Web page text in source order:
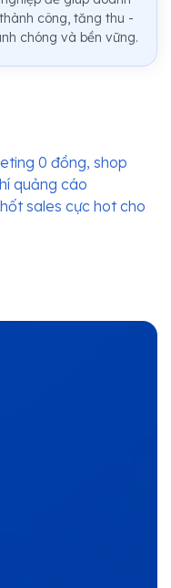
công, tăng thu -
chóng và bền vững.
0 đồng, shop
quảng cáo
sales cực hot cho